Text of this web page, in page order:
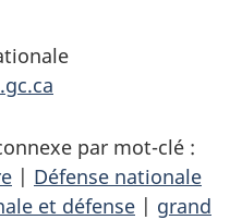
par mot-clé :
| Défense nationale
et défense | grand